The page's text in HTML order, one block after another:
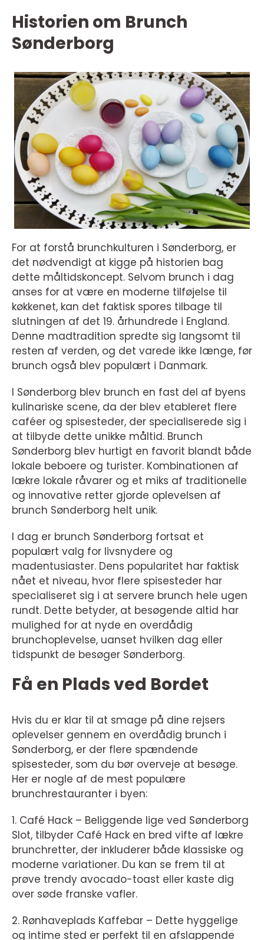
Historien om Brunch
Sønderborg
For at forstå brunchkulturen i Sønderborg, er
det nødvendigt at kigge på historien bag
dette måltidskoncept. Selvom brunch i dag
anses for at være en moderne tilføjelse til
køkkenet, kan det faktisk spores tilbage til
slutningen af det 19. århundrede i England.
Denne madtradition spredte sig langsomt til
resten af verden, og det varede ikke længe, før
brunch også blev populært i Danmark.
I Sønderborg blev brunch en fast del af byens
kulinariske scene, da der blev etableret flere
caféer og spisesteder, der specialiserede sig i
at tilbyde dette unikke måltid. Brunch
Sønderborg blev hurtigt en favorit blandt både
lokale beboere og turister. Kombinationen af
lækre lokale råvarer og et miks af traditionelle
og innovative retter gjorde oplevelsen af
brunch Sønderborg helt unik.
I dag er brunch Sønderborg fortsat et
populært valg for livsnydere og
madentusiaster. Dens popularitet har faktisk
nået et niveau, hvor flere spisesteder har
specialiseret sig i at servere brunch hele ugen
rundt. Dette betyder, at besøgende altid har
mulighed for at nyde en overdådig
brunchoplevelse, uanset hvilken dag eller
tidspunkt de besøger Sønderborg.
Få en Plads ved Bordet
Hvis du er klar til at smage på dine rejsers
oplevelser gennem en overdådig brunch i
Sønderborg, er der flere spændende
spisesteder, som du bør overveje at besøge.
Her er nogle af de mest populære
brunchrestauranter i byen:
1. Café Hack – Beliggende lige ved Sønderborg
Slot, tilbyder Café Hack en bred vifte af lækre
brunchretter, der inkluderer både klassiske og
moderne variationer. Du kan se frem til at
prøve trendy avocado-toast eller kaste dig
over søde franske vafler.
2. Rønhaveplads Kaffebar – Dette hyggelige
og intime sted er perfekt til en afslappende